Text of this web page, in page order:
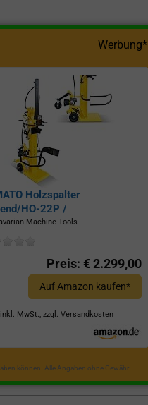
Werbung*
Holzspalter
HO-22P /
Inkl.
Machine Tools
Preis: € 2.299,00
Auf Amazon kaufen*
MwSt., zzgl. Versandkosten
können. Alle Angaben ohne Gewähr.